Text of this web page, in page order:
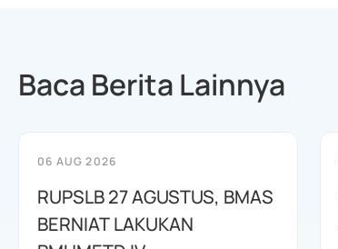
Baca Berita Lainnya
06 AUG 2026
RUPSLB 27 AGUSTUS, BMAS
BERNIAT LAKUKAN